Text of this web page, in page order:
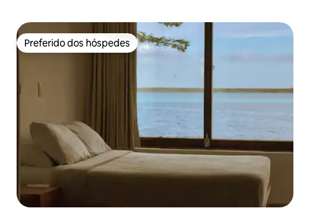
Preferido dos hóspedes
Preferido dos hóspedes